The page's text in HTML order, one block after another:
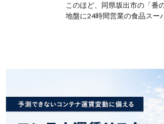
このほど、同県坂出市の「番
地盤に24時間営業の食品スー